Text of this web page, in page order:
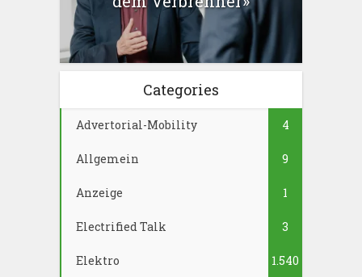
Categories
Advertorial-Mobility 4
Allgemein 9
Anzeige 1
Electrified Talk 3
Elektro 1.540